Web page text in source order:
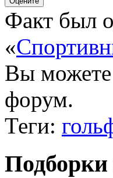
Факт был
«
Вы можете
форум.
Теги: